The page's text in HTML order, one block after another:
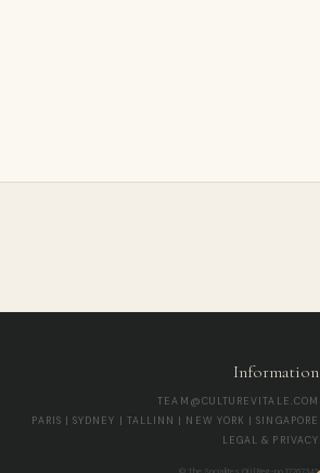
Information
TEAM@CULTUREVITALE.COM
PARIS | SYDNEY | TALLINN | NEW YORK | SINGAPORE
LEGAL & PRIVACY